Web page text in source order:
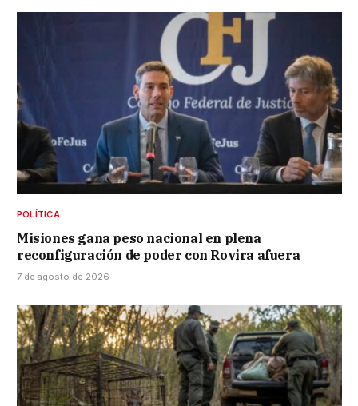
POLÍTICA
Misiones gana peso nacional en plena
reconfiguración de poder con Rovira afuera
7 de agosto de 2026